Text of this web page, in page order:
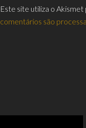
Este site utiliza o
comentários são